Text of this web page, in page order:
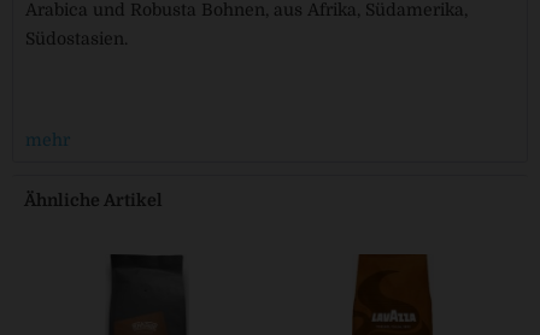
Arabica und Robusta Bohnen, aus Afrika, Südamerika,
Südostasien.
mehr
Ähnliche Artikel